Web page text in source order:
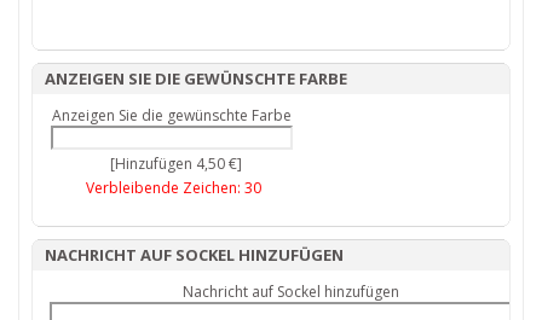
ANZEIGEN SIE DIE GEWÜNSCHTE FARBE
Anzeigen Sie die gewünschte Farbe
[Hinzufügen 4,50 €]
Verbleibende Zeichen: 30
NACHRICHT AUF SOCKEL HINZUFÜGEN
Nachricht auf Sockel hinzufügen